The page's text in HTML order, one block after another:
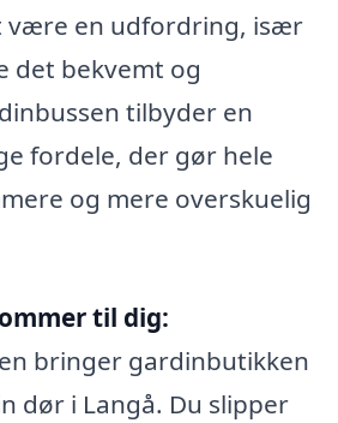
være en udfordring, især
det bekvemt og
tilbyder en
fordele, der gør hele
og mere overskuelig
til dig:
bringer gardinbutikken
dør i Langå. Du slipper